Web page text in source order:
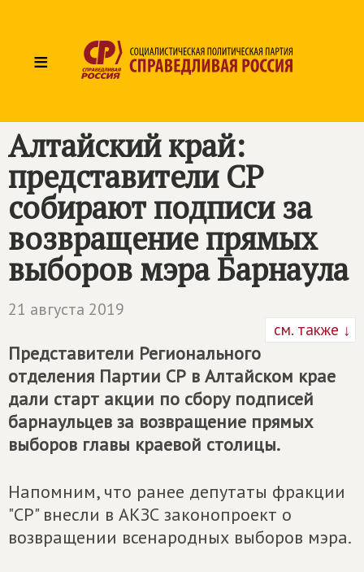
≡
Алтайский край:
представители СР
собирают подписи за
возвращение прямых
выборов мэра Барнаула
21 августа 2019
см. также ↓
Представители Регионального
отделения Партии СР в Алтайском крае
дали старт акции по сбору подписей
барнаульцев за возвращение прямых
выборов главы краевой столицы.
Напомним, что ранее депутаты фракции
"СР" внесли в АКЗС законопроект о
возвращении всенародных выборов мэра.